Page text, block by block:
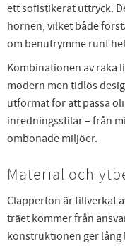
ett sofistikerat uttryck.
hörnen, vilket både
om benutrymme runt
Kombinationen av raka
modern men tidlös
utformat för att passa
inredningsstilar – från
ombonade miljöer.
Material och
Clapperton är tillverkat
träet kommer från
konstruktionen ger lång